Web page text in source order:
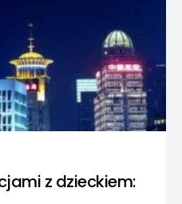
z dzieckiem: